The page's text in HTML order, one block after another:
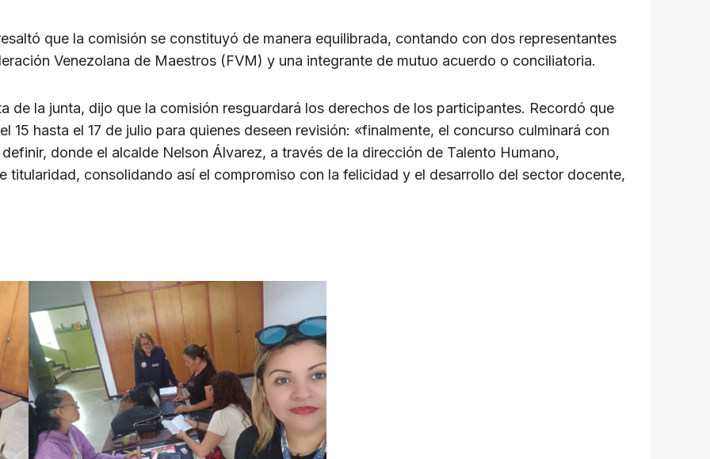
que la comisión se constituyó de manera equilibrada, contando con dos representantes
Venezolana de Maestros (FVM) y una integrante de mutuo acuerdo o conciliatoria.
de la junta, dijo que la comisión resguardará los derechos de los participantes. Recordó que
15 hasta el 17 de julio para quienes deseen revisión: «finalmente, el concurso culminará con
donde el alcalde Nelson Álvarez, a través de la dirección de Talento Humano,
titularidad, consolidando así el compromiso con la felicidad y el desarrollo del sector docente,